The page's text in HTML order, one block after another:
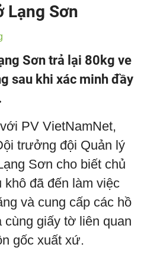
Lạng Sơn
Sơn trả lại 80kg ve
sau khi xác minh đầy
PV VietNamNet,
trưởng đội Quản lý
Sơn cho biết chủ
khô đã đến làm việc
và cung cấp các hồ
giấy tờ liên quan
gốc xuất xứ.